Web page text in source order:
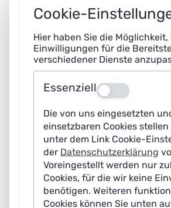
Cookie-
Hier haben Sie die Möglichkeit,
Einwilligungen für die
verschiedener Dienste
Essenziell Aus
Die von uns eingesetzten
einsetzbaren Cookies
unter dem Link Cookie-
der Datenschutzerklärung
Voreingestellt werden nur
Cookies, für die wir keine
benötigen. Weiteren
Cookies können Sie unten